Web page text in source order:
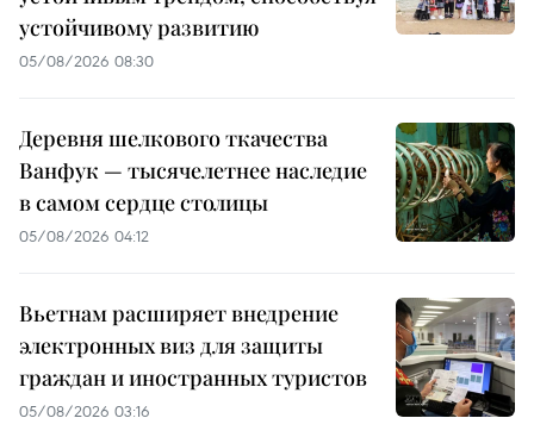
устойчивому развитию
05/08/2026 08:30
Деревня шелкового ткачества
Ванфук — тысячелетнее наследие
в самом сердце столицы
05/08/2026 04:12
Вьетнам расширяет внедрение
электронных виз для защиты
граждан и иностранных туристов
05/08/2026 03:16